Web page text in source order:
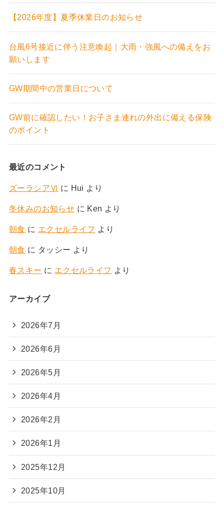
【2026年度】夏季休業日のお知らせ
台風6号接近に伴う注意喚起｜大雨・強風への備えをお
願いします
GW期間中の営業日について
GW前に確認したい！お子さま連れの外出に備える保険
のポイント
最近のコメント
ズーラシアⅥ に Hui より
冬休みのお知らせ に Ken より
朝食 に エクセルライフ より
朝食 に タッシー より
春スキー に エクセルライフ より
アーカイブ
2026年7月
2026年6月
2026年5月
2026年4月
2026年2月
2026年1月
2025年12月
2025年10月